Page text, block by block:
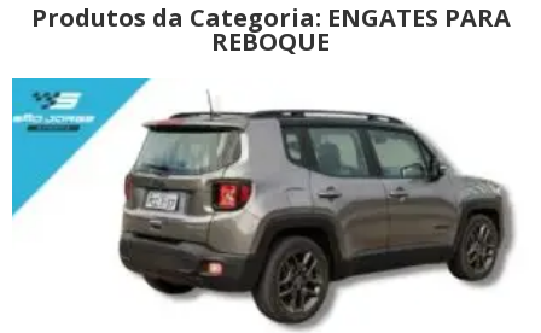
Produtos da Categoria: ENGATES PARA
REBOQUE